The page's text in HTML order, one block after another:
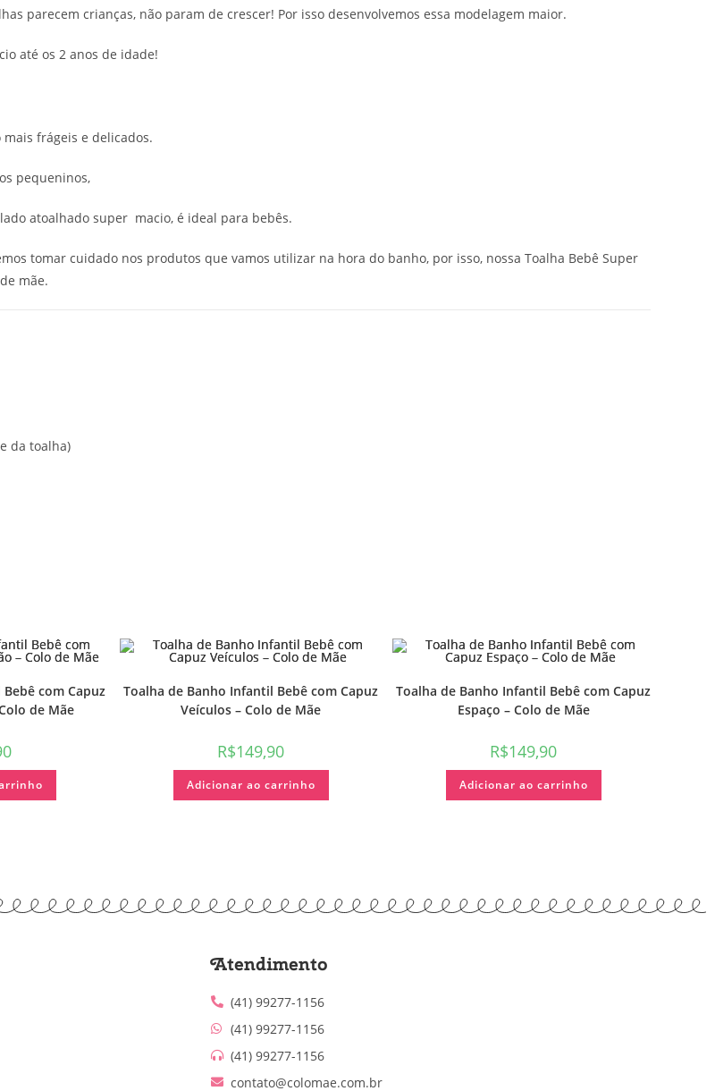
parecem crianças, não param de crescer! Por isso desenvolvemos essa modelagem maior.
até os 2 anos de idade!
frágeis e delicados.
pequeninos,
atoalhado super macio, é ideal para bebês.
tomar cuidado nos produtos que vamos utilizar na hora do banho, por isso, nossa Toalha Bebê Super
mãe.
da toalha)
com Capuz
de Mãe
Toalha de Banho Infantil Bebê com Capuz
Veículos – Colo de Mãe
R$149,90
Adicionar ao carrinho
Toalha de Banho Infantil Bebê com Capuz
Espaço – Colo de Mãe
R$149,90
Adicionar ao carrinho
Atendimento
(41) 99277-1156
(41) 99277-1156
(41) 99277-1156
contato@colomae.com.br